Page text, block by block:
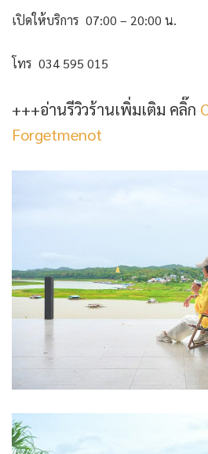
เปิดให้บริการ 07:00 – 20:00 น.
โทร 034 595 015
+++อ่านรีวิวร้านเพิ่มเติม คลิ๊ก
Forgetmenot